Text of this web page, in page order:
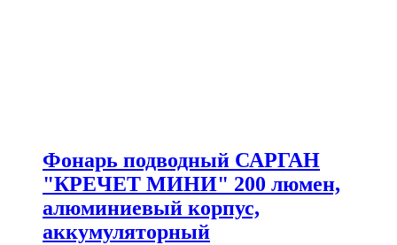
Фонарь подводный САРГАН
"КРЕЧЕТ МИНИ" 200 люмен,
алюминиевый корпус,
аккумуляторный